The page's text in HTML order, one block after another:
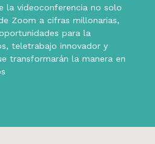
la videoconferencia no solo
Zoom a cifras millonarias,
para la
teletrabajo innovador y
transformarán la manera en